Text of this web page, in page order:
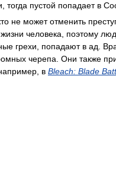
тогда пустой попадает в
не может отменить
человека, поэтому
грехи, попадают в ад.
черепа. Они также
в Bleach: Blade